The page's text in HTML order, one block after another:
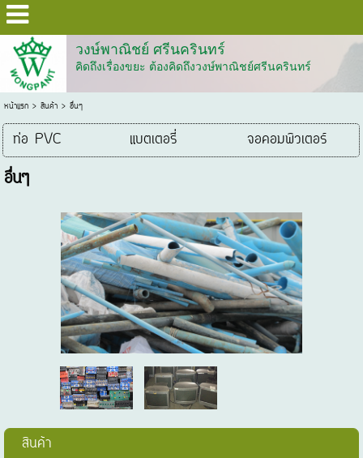
วงษ์พาณิชย์ ศรีนครินทร์
คิดถึงเรื่องขยะ ต้องคิดถึงวงษ์พาณิชย์ศรีนครินทร์
หน้าแรก> สินค้า > อื่นๆ
ท่อ PVC แบตเตอรี่ จอคอมพิวเตอร์
อื่นๆ
สินค้า